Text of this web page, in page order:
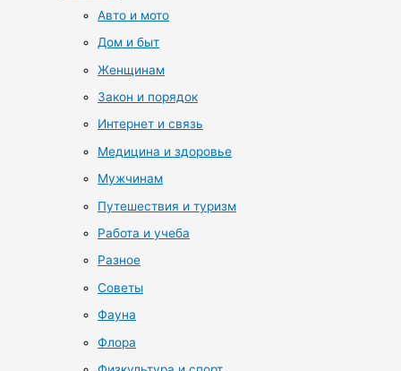
Авто и мото
Дом и быт
Женщинам
Закон и порядок
Интернет и связь
Медицина и здоровье
Мужчинам
Путешествия и туризм
Работа и учеба
Разное
Советы
Фауна
Флора